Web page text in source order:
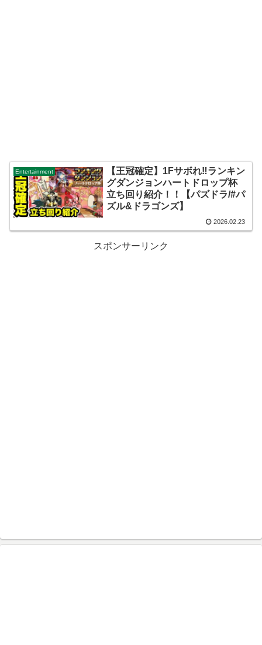
Entertainment
【王冠確定】1Fサボれ‼️ランキン
グダンジョンハートドロップ杯
立ち回り紹介！！【パズドラ/#パ
ズル&ドラゴンズ】
2026.02.23
スポンサーリンク